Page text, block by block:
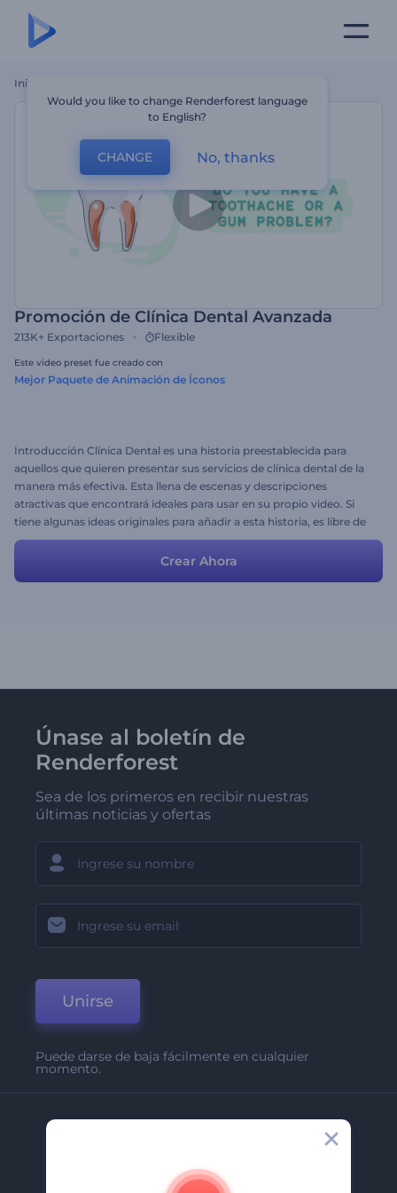
Inicio
Promoción de Clínica Dental Avanzada
213K+ Exportaciones Flexible
Este video preset fue creado con
Mejor Paquete de Animación de Íconos
Introducción Clínica Dental es una historia preestablecida para
aquellos que quieren presentar sus servicios de clínica dental de la
manera más efectiva. Esta llena de escenas y descripciones
atractivas que encontrará ideales para usar en su propio video. Si
tiene algunas ideas originales para añadir a esta historia, es libre de
hacer cualquier cambio y ajustarla con sus propios archivos e ideas.
Crear Ahora
Únase al boletín de
Renderforest
Sea de los primeros en recibir nuestras
últimas noticias y ofertas
Unirse
Puede darse de baja fácilmente en cualquier
momento.
Would you like to change Renderforest language
to English?
CHANGE No, thanks